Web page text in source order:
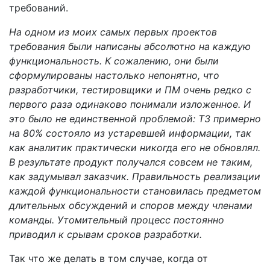
требований.
На одном из моих самых первых проектов
требования были написаны абсолютно на каждую
функциональность. К сожалению, они были
сформулированы настолько непонятно, что
разработчики, тестировщики и ПМ очень редко с
первого раза одинаково понимали изложенное. И
это было не единственной проблемой: ТЗ примерно
на 80% состояло из устаревшей информации, так
как аналитик практически никогда его не обновлял.
В результате продукт получался совсем не таким,
как задумывал заказчик. Правильность реализации
каждой функциональности становилась предметом
длительных обсуждений и споров между членами
команды. Утомительный процесс постоянно
приводил к срывам сроков разработки.
Так что же делать в том случае, когда от